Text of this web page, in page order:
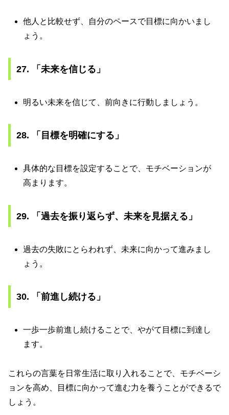
他人と比較せず、自分のペースで目標に向かいまし
ょう。
27. 「未来を信じる」
明るい未来を信じて、前向きに行動しましょう。
28. 「目標を明確にする」
具体的な目標を設定することで、モチベーションが
高まります。
29. 「過去を振り返らず、未来を見据える」
過去の失敗にとらわれず、未来に向かって進みまし
ょう。
30. 「前進し続ける」
一歩一歩前進し続けることで、やがて目標に到達し
ます。
これらの言葉を日常生活に取り入れることで、モチベーシ
ョンを高め、目標に向かって進む力を養うことができるで
しょう。